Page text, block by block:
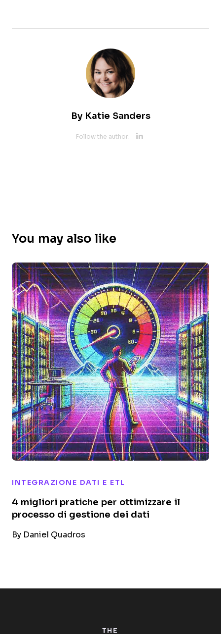
By Katie Sanders
Follow the author:
You may also like
INTEGRAZIONE DATI E ETL
4 migliori pratiche per ottimizzare il
processo di gestione dei dati
By Daniel Quadros